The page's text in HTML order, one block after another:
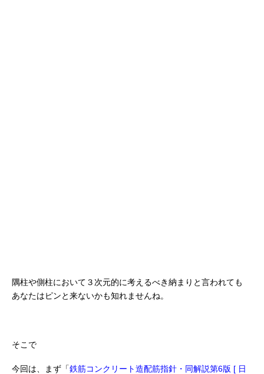
隅柱や側柱において３次元的に考えるべき納まりと言われても
あなたはピンと来ないかも知れませんね。
そこで
今回は、まず「鉄筋コンクリート造配筋指針・同解説第6版 [ 日